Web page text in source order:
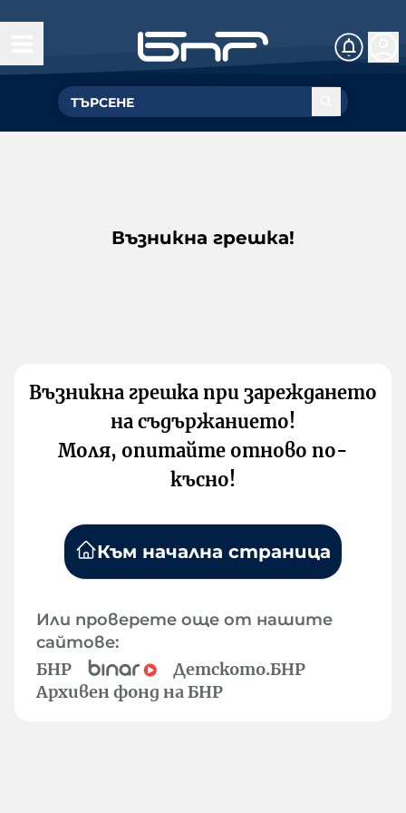
Възникна грешка!
Възникна грешка при зареждането
на съдържанието!
Моля, опитайте отново по-
късно!
Към начална страница
Или проверете още от нашите
сайтове:
БНР
Детското.БНР
Архивен фонд на БНР